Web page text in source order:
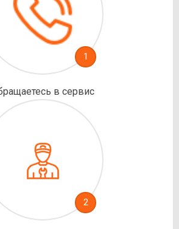
1
в сервис
2